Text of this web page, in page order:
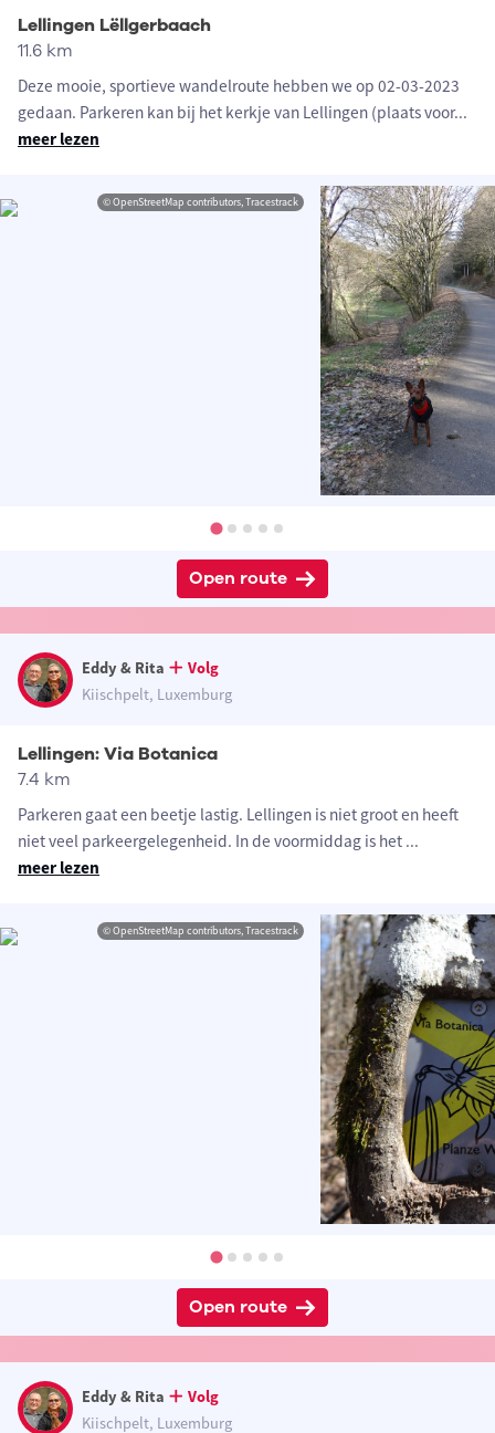
Lellingen Lëllgerbaach
11.6 km
Deze mooie, sportieve wandelroute hebben we op 02-03-2023
gedaan. Parkeren kan bij het kerkje van Lellingen (plaats voor...
meer lezen
© OpenStreetMap contributors, Tracestrack
Open route
Eddy & Rita
Volg
Kiischpelt, Luxemburg
Lellingen: Via Botanica
7.4 km
Parkeren gaat een beetje lastig. Lellingen is niet groot en heeft
niet veel parkeergelegenheid. In de voormiddag is het ...
meer lezen
© OpenStreetMap contributors, Tracestrack
Open route
Eddy & Rita
Volg
Kiischpelt, Luxemburg